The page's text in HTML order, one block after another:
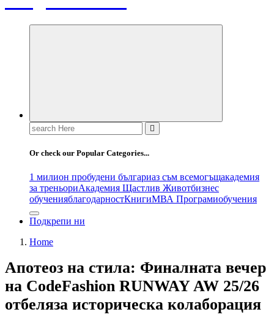
Search
for:
Or check our Popular Categories...
1 милион пробудени българиаз съм всемогъщакадемия
за треньориАкадемия Щастлив Животбизнес
обученияблагодарностКнигиМВА Програмиобучения
Подкрепи ни
Home
Апотеоз на стила: Финалната вечер
на CodeFashion RUNWAY AW 25/26
отбеляза историческа колаборация